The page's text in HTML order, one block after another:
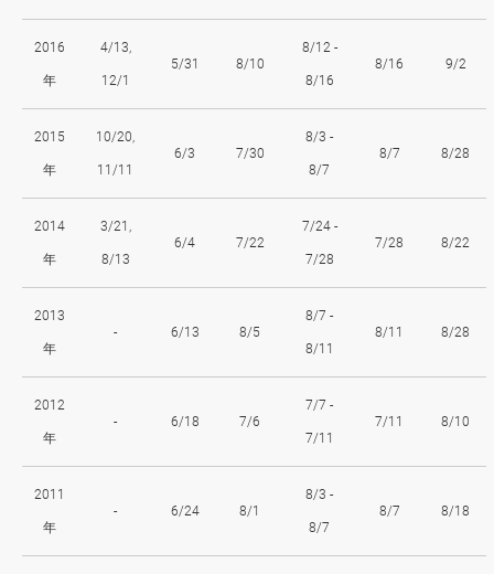
2016
年
4/13,
12/1
5/31 8/10
8/12 -
8/16
8/16 9/2
2015
年
10/20,
11/11
6/3 7/30
8/3 -
8/7
8/7 8/28
2014
年
3/21,
8/13
6/4 7/22
7/24 -
7/28
7/28 8/22
2013
年
- 6/13 8/5
8/7 -
8/11
8/11 8/28
2012
年
- 6/18 7/6
7/7 -
7/11
7/11 8/10
2011
年
- 6/24 8/1
8/3 -
8/7
8/7 8/18